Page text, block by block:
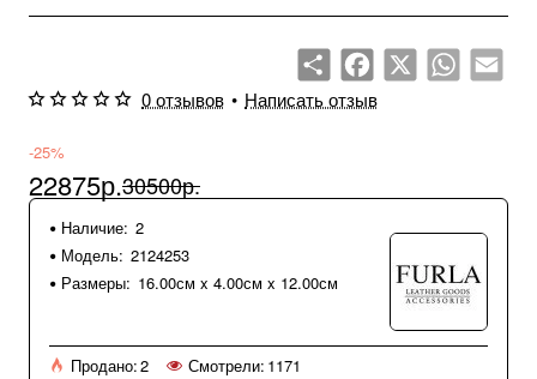
ShareFacebook
X WhatsApp
0 отзывов • Написать отзыв
-25%
22875р.30500р.
Наличие: 2
Модель: 2124253
Размеры: 16.00см x 4.00см x 12.00см
Продано:2 Смотрели: 1171